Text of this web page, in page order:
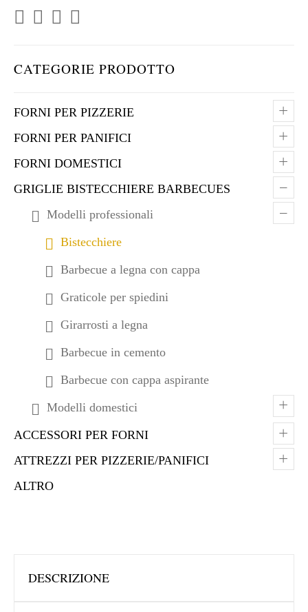
CATEGORIE PRODOTTO
+
FORNI PER PIZZERIE
+
FORNI PER PANIFICI
+
FORNI DOMESTICI
–
GRIGLIE BISTECCHIERE BARBECUES
–
Modelli professionali
Bistecchiere
Barbecue a legna con cappa
Graticole per spiedini
Girarrosti a legna
Barbecue in cemento
Barbecue con cappa aspirante
+
Modelli domestici
+
ACCESSORI PER FORNI
+
ATTREZZI PER PIZZERIE/PANIFICI
ALTRO
DESCRIZIONE